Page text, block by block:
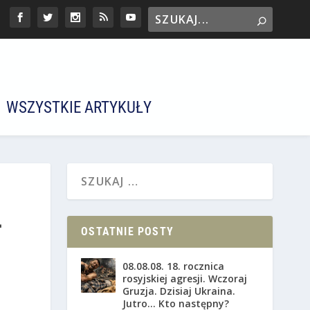
WSZYSTKIE ARTYKUŁY
OSTATNIE POSTY
08.08.08. 18. rocznica
rosyjskiej agresji. Wczoraj
Gruzja. Dzisiaj Ukraina.
Jutro… Kto następny?